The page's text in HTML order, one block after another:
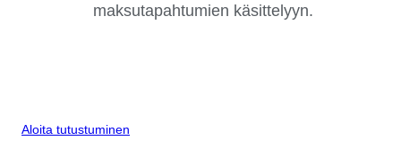
maksutapahtumien käsittelyyn.
Aloita tutustuminen